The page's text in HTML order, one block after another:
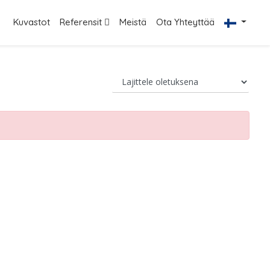
Kuvastot Referensit Meistä Ota Yhteyttää